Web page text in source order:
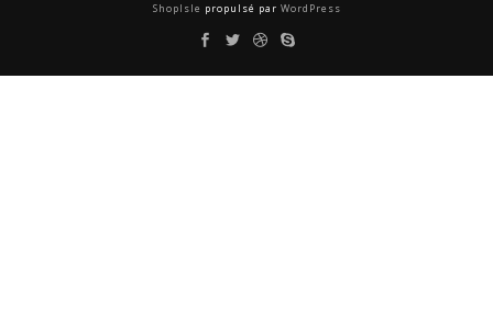
ShopIsle propulsé par WordPress